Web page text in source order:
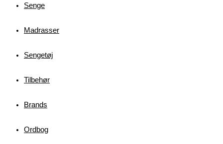
Senge
Madrasser
Sengetøj
Tilbehør
Brands
Ordbog